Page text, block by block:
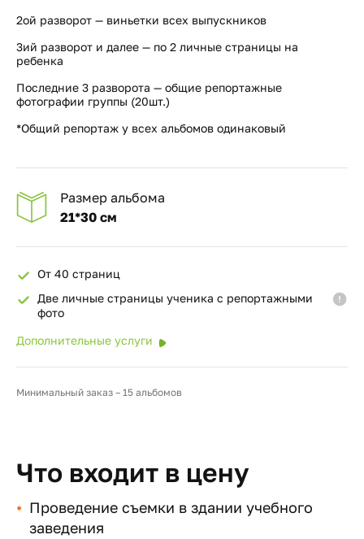
2ой разворот — виньетки всех выпускников
3ий разворот и далее — по 2 личные страницы на
ребенка
Последние 3 разворота — общие репортажные
фотографии группы (20шт.)
*Общий репортаж у всех альбомов одинаковый
Размер альбома
21*30 см
От 40 страниц
Две личные страницы ученика с репортажными
фото
Дополнительные услуги
Минимальный заказ – 15 альбомов
Что входит в цену
Проведение съемки в здании учебного
заведения